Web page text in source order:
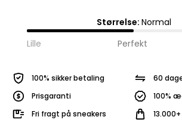
Størrelse: Normal
Lille
Perfekt
100% sikker betaling
Prisgaranti
Fri fragt på sneakers
60
100%